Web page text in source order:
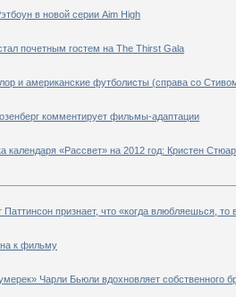
в новой серии Aim High
почетным гостем на The Thirst Gala
и американские футболисты (справа со
комментирует фильмы-адаптации
календаря «Рассвет» на 2012 год: Кристен
Паттинсон признает, что «когда влюбляешься,
к фильму
Чарли Бьюли вдохновляет собственного